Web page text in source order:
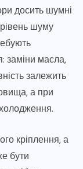
досить шумні
шуму
заміни масла,
залежить
а при
кріплення, а
бути